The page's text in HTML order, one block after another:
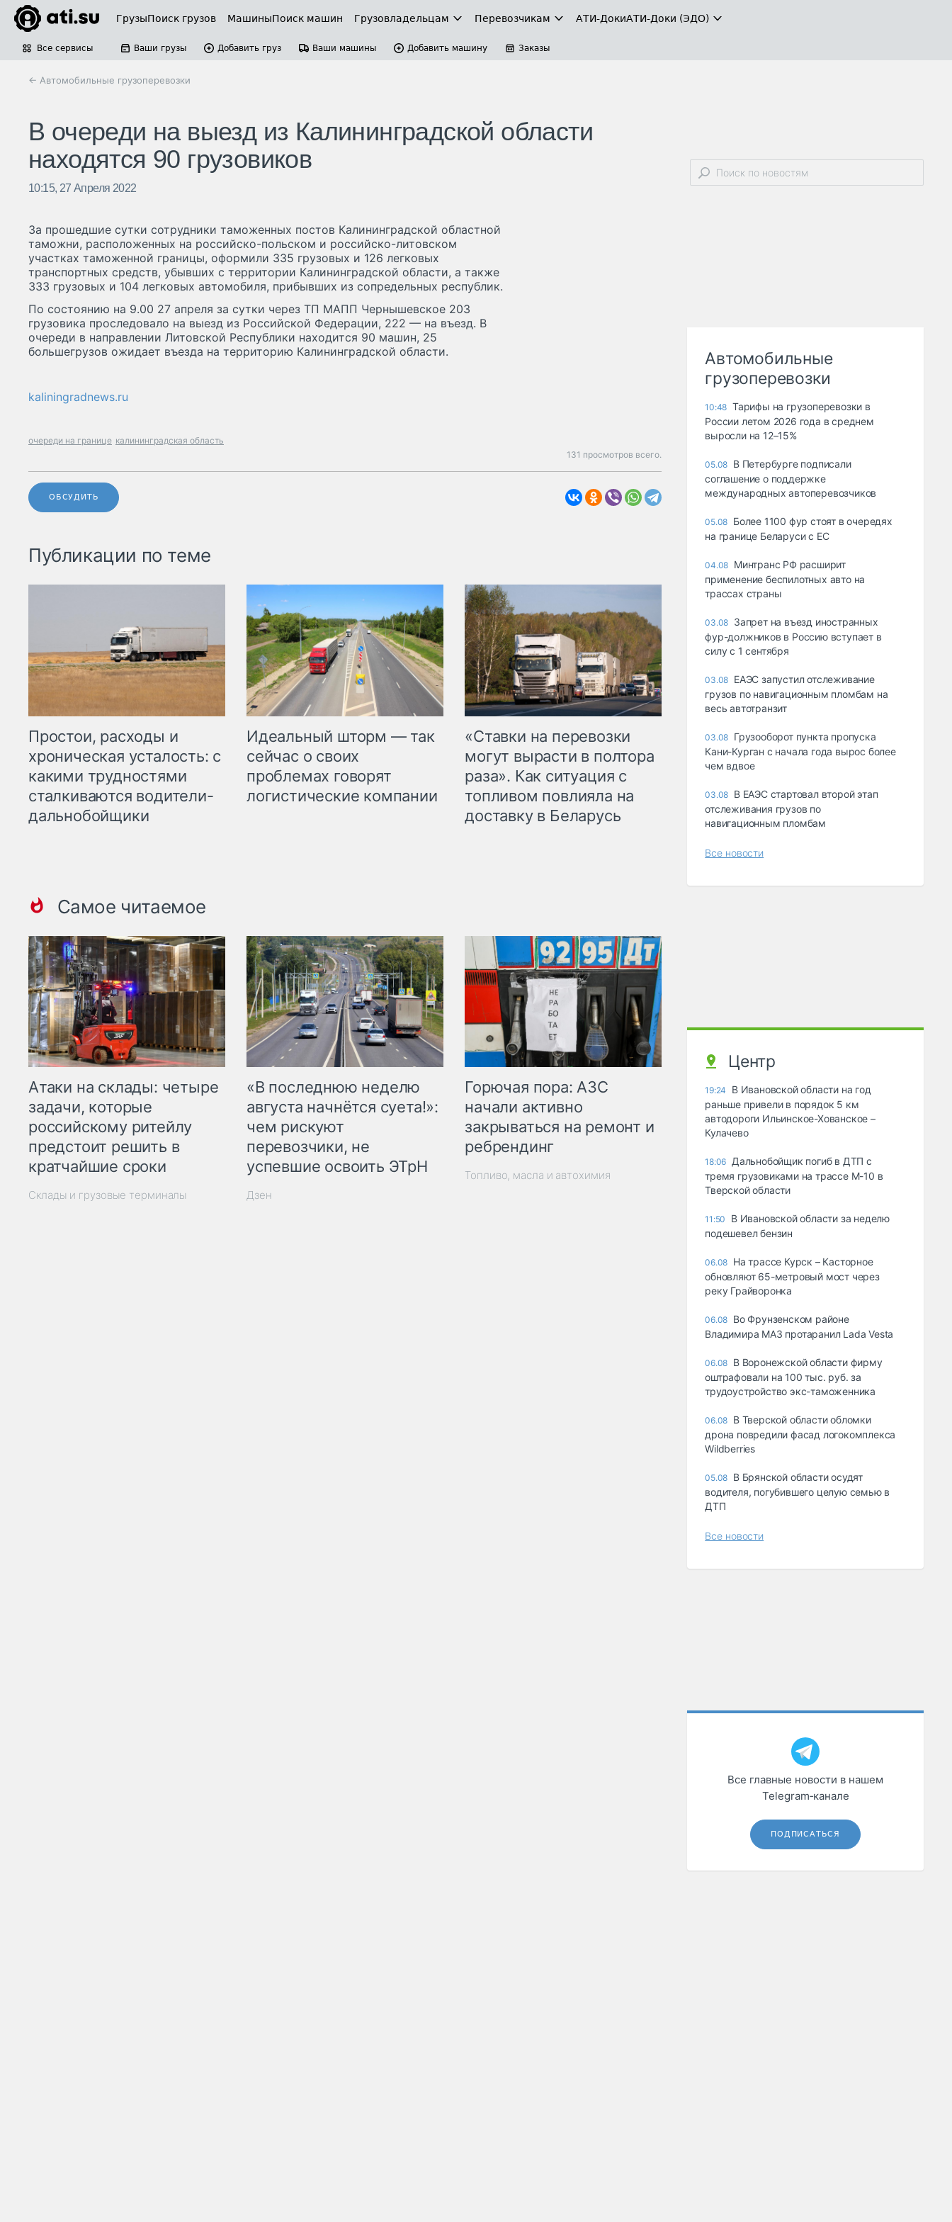
ГрузыПоиск грузов МашиныПоиск машин Грузовладельцам Перевозчикам АТИ-ДокиАТИ-Доки (ЭДО)
Все сервисы Ваши грузы Добавить груз Ваши машины Добавить машину Заказы
← Автомобильные грузоперевозки
В очереди на выезд из Калининградской области
находятся 90 грузовиков
10:15, 27 Апреля 2022
За прошедшие сутки сотрудники таможенных постов Калининградской областной
таможни, расположенных на российско-польском и российско-литовском
участках таможенной границы, оформили 335 грузовых и 126 легковых
транспортных средств, убывших с территории Калининградской области, а также
333 грузовых и 104 легковых автомобиля, прибывших из сопредельных республик.
По состоянию на 9.00 27 апреля за сутки через ТП МАПП Чернышевское 203
грузовика проследовало на выезд из Российской Федерации, 222 — на въезд. В
очереди в направлении Литовской Республики находится 90 машин, 25
большегрузов ожидает въезда на территорию Калининградской области.
kaliningradnews.ru
очереди на границе калининградская область
131 просмотров всего.
ОБСУДИТЬ
Публикации по теме
Простои, расходы и
хроническая усталость: с
какими трудностями
сталкиваются водители-
дальнобойщики
Идеальный шторм — так
сейчас о своих
проблемах говорят
логистические компании
«Ставки на перевозки
могут вырасти в полтора
раза». Как ситуация с
топливом повлияла на
доставку в Беларусь
Самое читаемое
Атаки на склады: четыре
задачи, которые
российскому ритейлу
предстоит решить в
кратчайшие сроки
Склады и грузовые терминалы
«В последнюю неделю
августа начнётся суета!»:
чем рискуют
перевозчики, не
успевшие освоить ЭТрН
Дзен
Горючая пора: АЗС
начали активно
закрываться на ремонт и
ребрендинг
Топливо, масла и автохимия
Автомобильные
грузоперевозки
10:48 Тарифы на грузоперевозки в
России летом 2026 года в среднем
выросли на 12–15%
05.08 В Петербурге подписали
соглашение о поддержке
международных автоперевозчиков
05.08 Более 1100 фур стоят в очередях
на границе Беларуси с ЕС
04.08 Минтранс РФ расширит
применение беспилотных авто на
трассах страны
03.08 Запрет на въезд иностранных
фур-должников в Россию вступает в
силу с 1 сентября
03.08 ЕАЭС запустил отслеживание
грузов по навигационным пломбам на
весь автотранзит
03.08 Грузооборот пункта пропуска
Кани-Курган с начала года вырос более
чем вдвое
03.08 В ЕАЭС стартовал второй этап
отслеживания грузов по
навигационным пломбам
Все новости
Центр
19:24
В Ивановской области на год
раньше привели в порядок 5 км
автодороги Ильинское-Хованское –
Кулачево
18:06 Дальнобойщик погиб в ДТП с
тремя грузовиками на трассе М-10 в
Тверской области
11:50
В Ивановской области за неделю
подешевел бензин
06.08 На трассе Курск – Касторное
обновляют 65-метровый мост через
реку Грайворонка
06.08 Во Фрунзенском районе
Владимира МАЗ протаранил Lada Vesta
06.08 В Воронежской области фирму
оштрафовали на 100 тыс. руб. за
трудоустройство экс-таможенника
06.08 В Тверской области обломки
дрона повредили фасад логокомплекса
Wildberries
05.08 В Брянской области осудят
водителя, погубившего целую семью в
ДТП
Все новости
Все главные новости в нашем
Telegram‑канале
ПОДПИСАТЬСЯ